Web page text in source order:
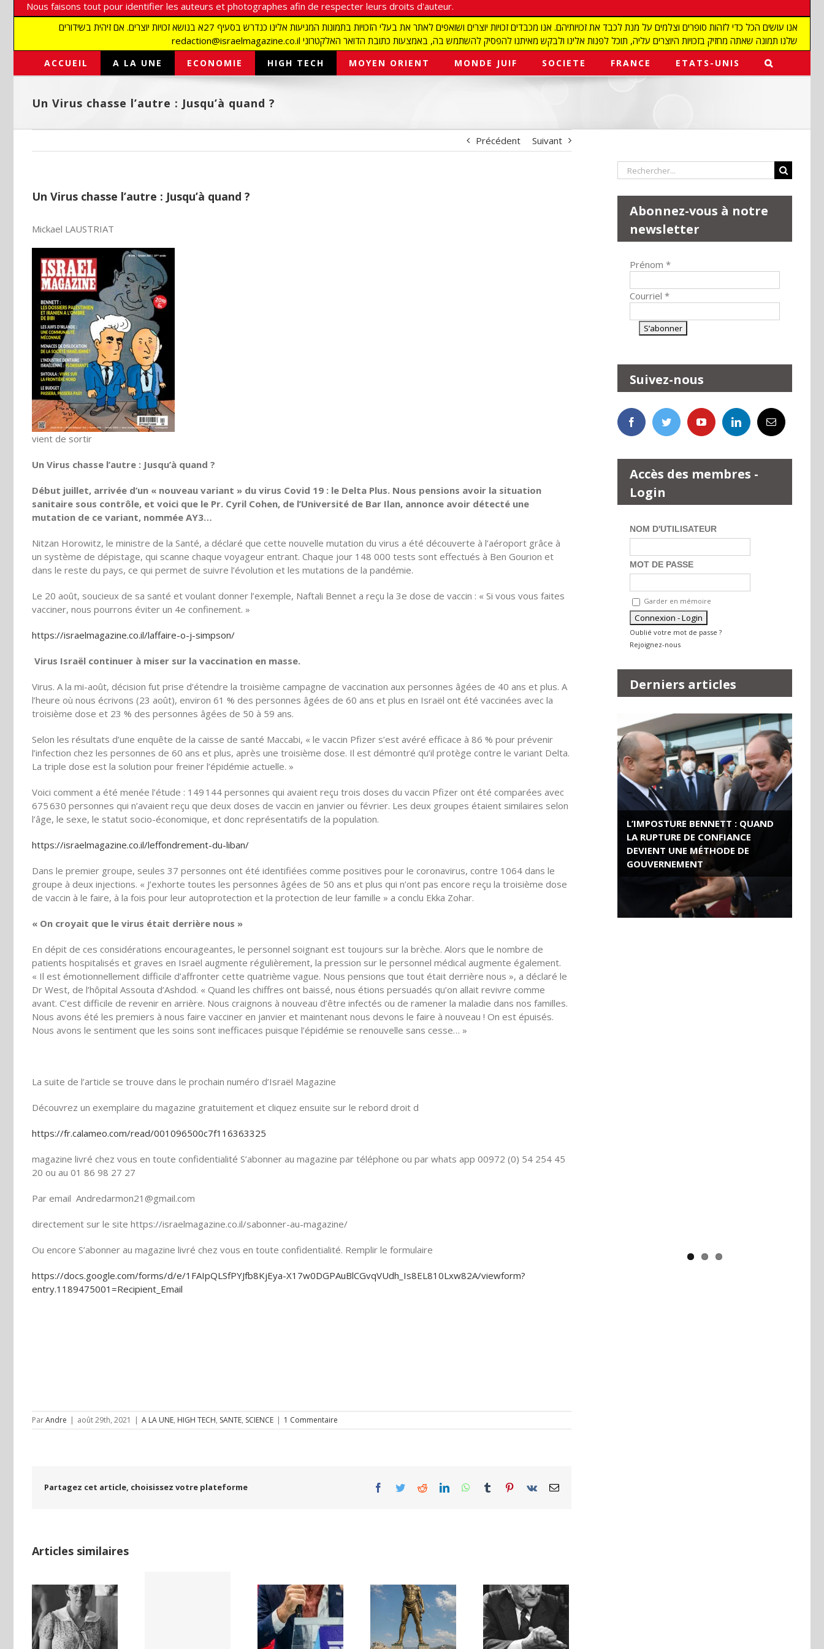
Nous faisons tout pour identifier les auteurs et photographes afin de respecter leurs droits d'auteur.
אנו עושים הכל כדי לזהות סופרים וצלמים על מנת לכבד את זכויותיהם. אנו מכבדים זכויות יוצרים ושואפים לאתר את בעלי הזכויות בתמונות המגיעות אלינו כנדרש בסעיף 27א בנושא זכויות יוצרים. אם זיהית בשידורים
redaction@israelmagazine.co.il שלנו תמונה שאתה מחזיק בזכויות היוצרים עליה, תוכל לפנות אלינו ולבקש מאיתנו להפסיק להשתמש בה, באמצעות כתובת הדואר האלקטרוני
ACCUEIL A LA UNE ECONOMIE HIGH TECH MOYEN ORIENT MONDE JUIF SOCIETE FRANCE ETATS-UNIS
Un Virus chasse l’autre : Jusqu’à quand ?
Précédent Suivant
Un Virus chasse l’autre : Jusqu’à quand ?
Mickael LAUSTRIAT
vient de sortir
Un Virus chasse l’autre : Jusqu’à quand ?
Début juillet, arrivée d’un « nouveau variant » du virus Covid 19 : le Delta Plus. Nous pensions avoir la situation
sanitaire sous contrôle, et voici que le Pr. Cyril Cohen, de l’Université de Bar Ilan, annonce avoir détecté une
mutation de ce variant, nommée AY3…
Nitzan Horowitz, le ministre de la Santé, a déclaré que cette nouvelle mutation du virus a été découverte à l’aéroport grâce à
un système de dépistage, qui scanne chaque voyageur entrant. Chaque jour 148 000 tests sont effectués à Ben Gourion et
dans le reste du pays, ce qui permet de suivre l’évolution et les mutations de la pandémie.
Le 20 août, soucieux de sa santé et voulant donner l’exemple, Naftali Bennet a reçu la 3e dose de vaccin : « Si vous vous faites
vacciner, nous pourrons éviter un 4e confinement. »
https://israelmagazine.co.il/laffaire-o-j-simpson/
Virus Israël continuer à miser sur la vaccination en masse.
Virus. A la mi-août, décision fut prise d’étendre la troisième campagne de vaccination aux personnes âgées de 40 ans et plus. A
l’heure où nous écrivons (23 août), environ 61 % des personnes âgées de 60 ans et plus en Israël ont été vaccinées avec la
troisième dose et 23 % des personnes âgées de 50 à 59 ans.
Selon les résultats d’une enquête de la caisse de santé Maccabi, « le vaccin Pfizer s’est avéré efficace à 86 % pour prévenir
l’infection chez les personnes de 60 ans et plus, après une troisième dose. Il est démontré qu’il protège contre le variant Delta.
La triple dose est la solution pour freiner l’épidémie actuelle. »
Voici comment a été menée l’étude : 149 144 personnes qui avaient reçu trois doses du vaccin Pfizer ont été comparées avec
675 630 personnes qui n’avaient reçu que deux doses de vaccin en janvier ou février. Les deux groupes étaient similaires selon
l’âge, le sexe, le statut socio-économique, et donc représentatifs de la population.
https://israelmagazine.co.il/leffondrement-du-liban/
Dans le premier groupe, seules 37 personnes ont été identifiées comme positives pour le coronavirus, contre 1064 dans le
groupe à deux injections. « J’exhorte toutes les personnes âgées de 50 ans et plus qui n’ont pas encore reçu la troisième dose
de vaccin à le faire, à la fois pour leur autoprotection et la protection de leur famille » a conclu Ekka Zohar.
« On croyait que le virus était derrière nous »
En dépit de ces considérations encourageantes, le personnel soignant est toujours sur la brèche. Alors que le nombre de
patients hospitalisés et graves en Israël augmente régulièrement, la pression sur le personnel médical augmente également.
« Il est émotionnellement difficile d’affronter cette quatrième vague. Nous pensions que tout était derrière nous », a déclaré le
Dr West, de l’hôpital Assouta d’Ashdod. « Quand les chiffres ont baissé, nous étions persuadés qu’on allait revivre comme
avant. C’est difficile de revenir en arrière. Nous craignons à nouveau d’être infectés ou de ramener la maladie dans nos familles.
Nous avons été les premiers à nous faire vacciner en janvier et maintenant nous devons le faire à nouveau ! On est épuisés.
Nous avons le sentiment que les soins sont inefficaces puisque l’épidémie se renouvelle sans cesse… »
La suite de l’article se trouve dans le prochain numéro d’Israël Magazine
Découvrez un exemplaire du magazine gratuitement et cliquez ensuite sur le rebord droit d
https://fr.calameo.com/read/001096500c7f116363325
magazine livré chez vous en toute confidentialité S’abonner au magazine par téléphone ou par whats app 00972 (0) 54 254 45
20 ou au 01 86 98 27 27
Par email Andredarmon21@gmail.com
directement sur le site https://israelmagazine.co.il/sabonner-au-magazine/
Ou encore S’abonner au magazine livré chez vous en toute confidentialité. Remplir le formulaire
https://docs.google.com/forms/d/e/1FAIpQLSfPYJfb8KjEya-X17w0DGPAuBlCGvqVUdh_Is8EL810Lxw82A/viewform?
entry.1189475001=Recipient_Email
ParAndre | août 29th, 2021 | A LA UNE, HIGH TECH, SANTE, SCIENCE | 1 Commentaire
Partagez cet article, choisissez votre plateforme Facebook
TwitterRedditLinkedInWhatsApp
Tumblr Pinterest
Vk Email
Articles similaires
Netflix Field of
Dreams (1989)
Ile de Rhodes ;
un foyer juif
déserté
Une lettre
inédite de
Malraux sur
l’État d’Israël |
Rechercher:
Abonnez-vous à notre
newsletter
Prénom *
Courriel *
Suivez-nous
Accès des membres -
Login
NOM D'UTILISATEUR
MOT DE PASSE
Garder en mémoire
Oublié votre mot de passe ?
Rejoignez-nous
Derniers articles
L’IMPOSTURE BENNETT : QUAND
LA RUPTURE DE CONFIANCE
DEVIENT UNE MÉTHODE DE
GOUVERNEMENT
ROSE VALLAND, HEROÏNE DE LA
RESISTANCE FRANÇAISE